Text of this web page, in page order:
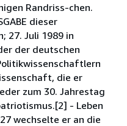
Randriss-chen.
dieser
27. Juli 1989 in
der deutschen
die er
zum 30. Jahrestag
- Leben
wechselte er an die